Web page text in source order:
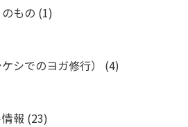
もの (1)
シでのヨガ修行）
(4)
報 (23)